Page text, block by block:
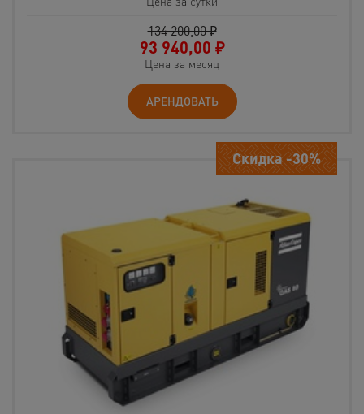
134 200,00 ₽
93 940,00 ₽
Цена за месяц
АРЕНДОВАТЬ
Скидка -30%